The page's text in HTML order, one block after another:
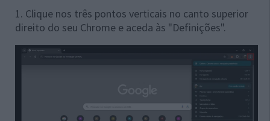
1. Clique nos três pontos verticais no canto superior
direito do seu Chrome e aceda às "Definições".